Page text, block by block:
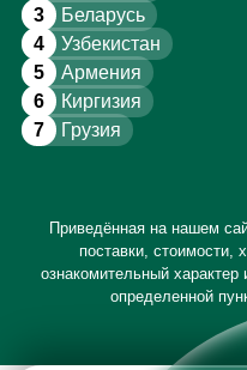
3 Беларусь
4 Узбекистан
5 Армения
6 Киргизия
7 Грузия
Приведённая на нашем
поставки, стоимости,
ознакомительный
определенной